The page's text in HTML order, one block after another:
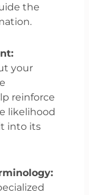
the
your
reinforce
likelihood
into its